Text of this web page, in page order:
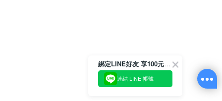
綁定LINE好友 享100元折價券
連結 LINE 帳號